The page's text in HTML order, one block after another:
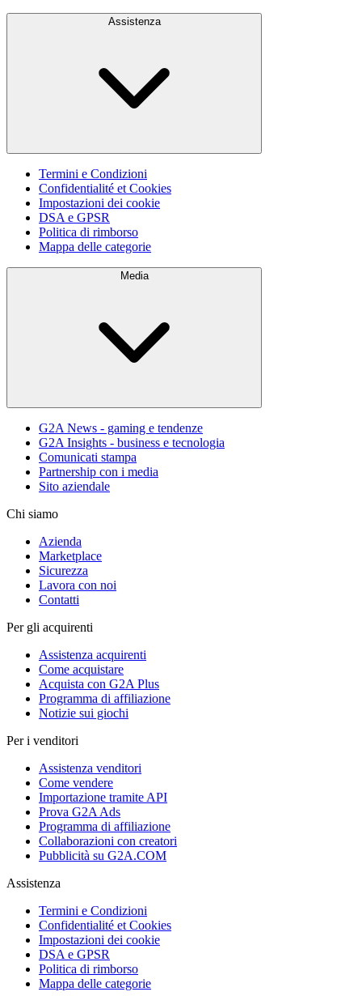
Assistenza
Termini e Condizioni
Confidentialité et Cookies
Impostazioni dei cookie
DSA e GPSR
Politica di rimborso
Mappa delle categorie
Media
G2A News - gaming e tendenze
G2A Insights - business e tecnologia
Comunicati stampa
Partnership con i media
Sito aziendale
Chi siamo
Azienda
Marketplace
Sicurezza
Lavora con noi
Contatti
Per gli acquirenti
Assistenza acquirenti
Come acquistare
Acquista con G2A Plus
Programma di affiliazione
Notizie sui giochi
Per i venditori
Assistenza venditori
Come vendere
Importazione tramite API
Prova G2A Ads
Programma di affiliazione
Collaborazioni con creatori
Pubblicità su G2A.COM
Assistenza
Termini e Condizioni
Confidentialité et Cookies
Impostazioni dei cookie
DSA e GPSR
Politica di rimborso
Mappa delle categorie